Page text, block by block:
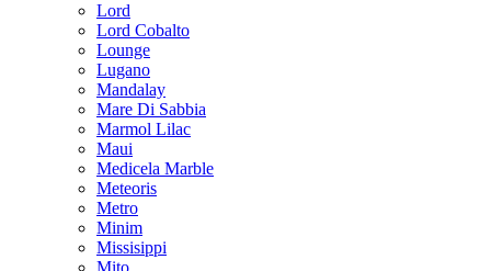
Lord
Lord Cobalto
Lounge
Lugano
Mandalay
Mare Di Sabbia
Marmol Lilac
Maui
Medicela Marble
Meteoris
Metro
Minim
Missisippi